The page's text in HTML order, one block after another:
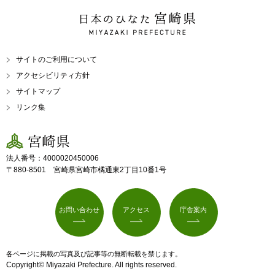
日本のひなた 宮崎県
MIYAZAKI PREFECTURE
サイトのご利用について
アクセシビリティ方針
サイトマップ
リンク集
宮崎県
法人番号：4000020450006
〒880-8501 宮崎県宮崎市橘通東2丁目10番1号
お問い合わせ アクセス 庁舎案内
各ページに掲載の写真及び記事等の無断転載を禁じます。
Copyright© Miyazaki Prefecture. All rights reserved.